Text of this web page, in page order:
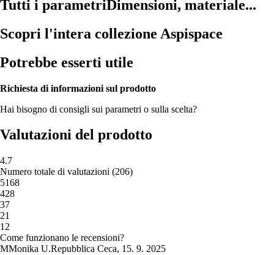
Tutti i parametriDimensioni, materiale...
Scopri l'intera collezione Aspispace
Potrebbe esserti utile
Richiesta di informazioni sul prodotto
Hai bisogno di consigli sui parametri o sulla scelta?
Valutazioni del prodotto
4.7
Numero totale di valutazioni (206)
5168
428
37
21
1 2
Come funzionano le recensioni?
MMonika U.Repubblica Ceca, 15. 9. 2025